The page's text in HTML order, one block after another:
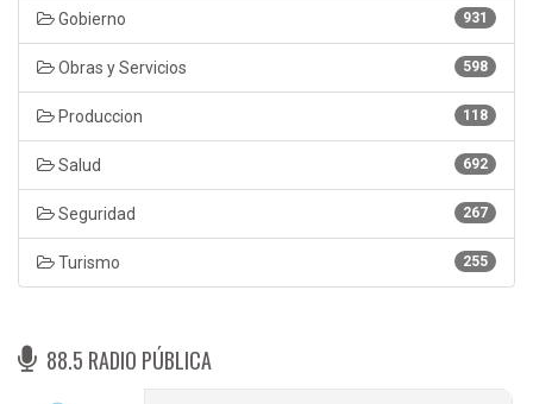
931
Gobierno
598
Obras y Servicios
118
Produccion
692
Salud
267
Seguridad
255
Turismo
88.5 RADIO PÚBLICA